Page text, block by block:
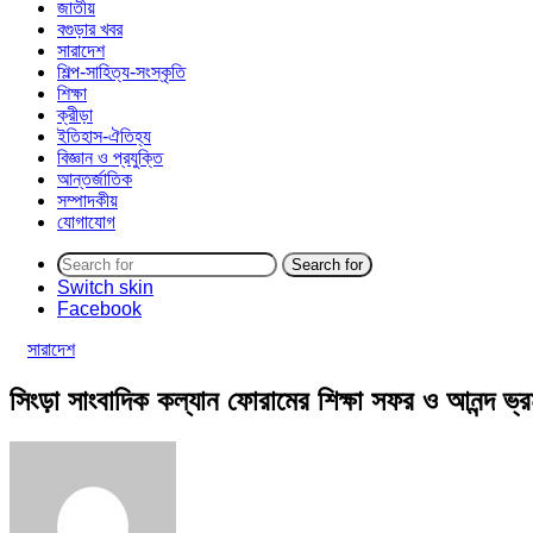
জাতীয়
বগুড়ার খবর
সারাদেশ
শিল্প-সাহিত্য-সংস্কৃতি
শিক্ষা
ক্রীড়া
ইতিহাস-ঐতিহ্য
বিজ্ঞান ও প্রযুক্তি
আন্তর্জাতিক
সম্পাদকীয়
যোগাযোগ
Search for
Switch skin
Facebook
সারাদেশ
সিংড়া সাংবাদিক কল্যান ফোরামের শিক্ষা সফর ও আনন্দ